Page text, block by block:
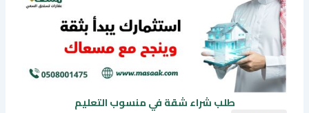
طلب شراء شقة في منسوب التعليم